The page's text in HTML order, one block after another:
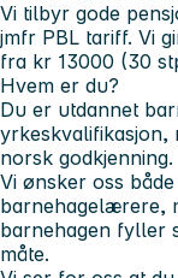
Vi tilbyr gode
jmfr PBL tariff. Vi
fra kr 13000 (30
Hvem er du?
Du er utdannet
yrkeskvalifikasjon,
norsk godkjenning.
Vi ønsker oss
barnehagelærere,
barnehagen fyller
måte.